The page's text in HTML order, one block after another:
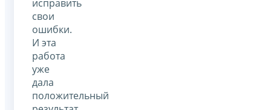
исправить
свои
ошибки.
И эта
работа
уже
дала
положительный